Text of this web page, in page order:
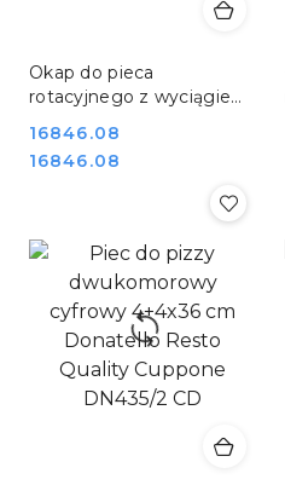
Okap do pieca
rotacyjnego z wyciągiem
Quality Cuppone AH110V
Cena:
16846.08
Cena:
16846.08